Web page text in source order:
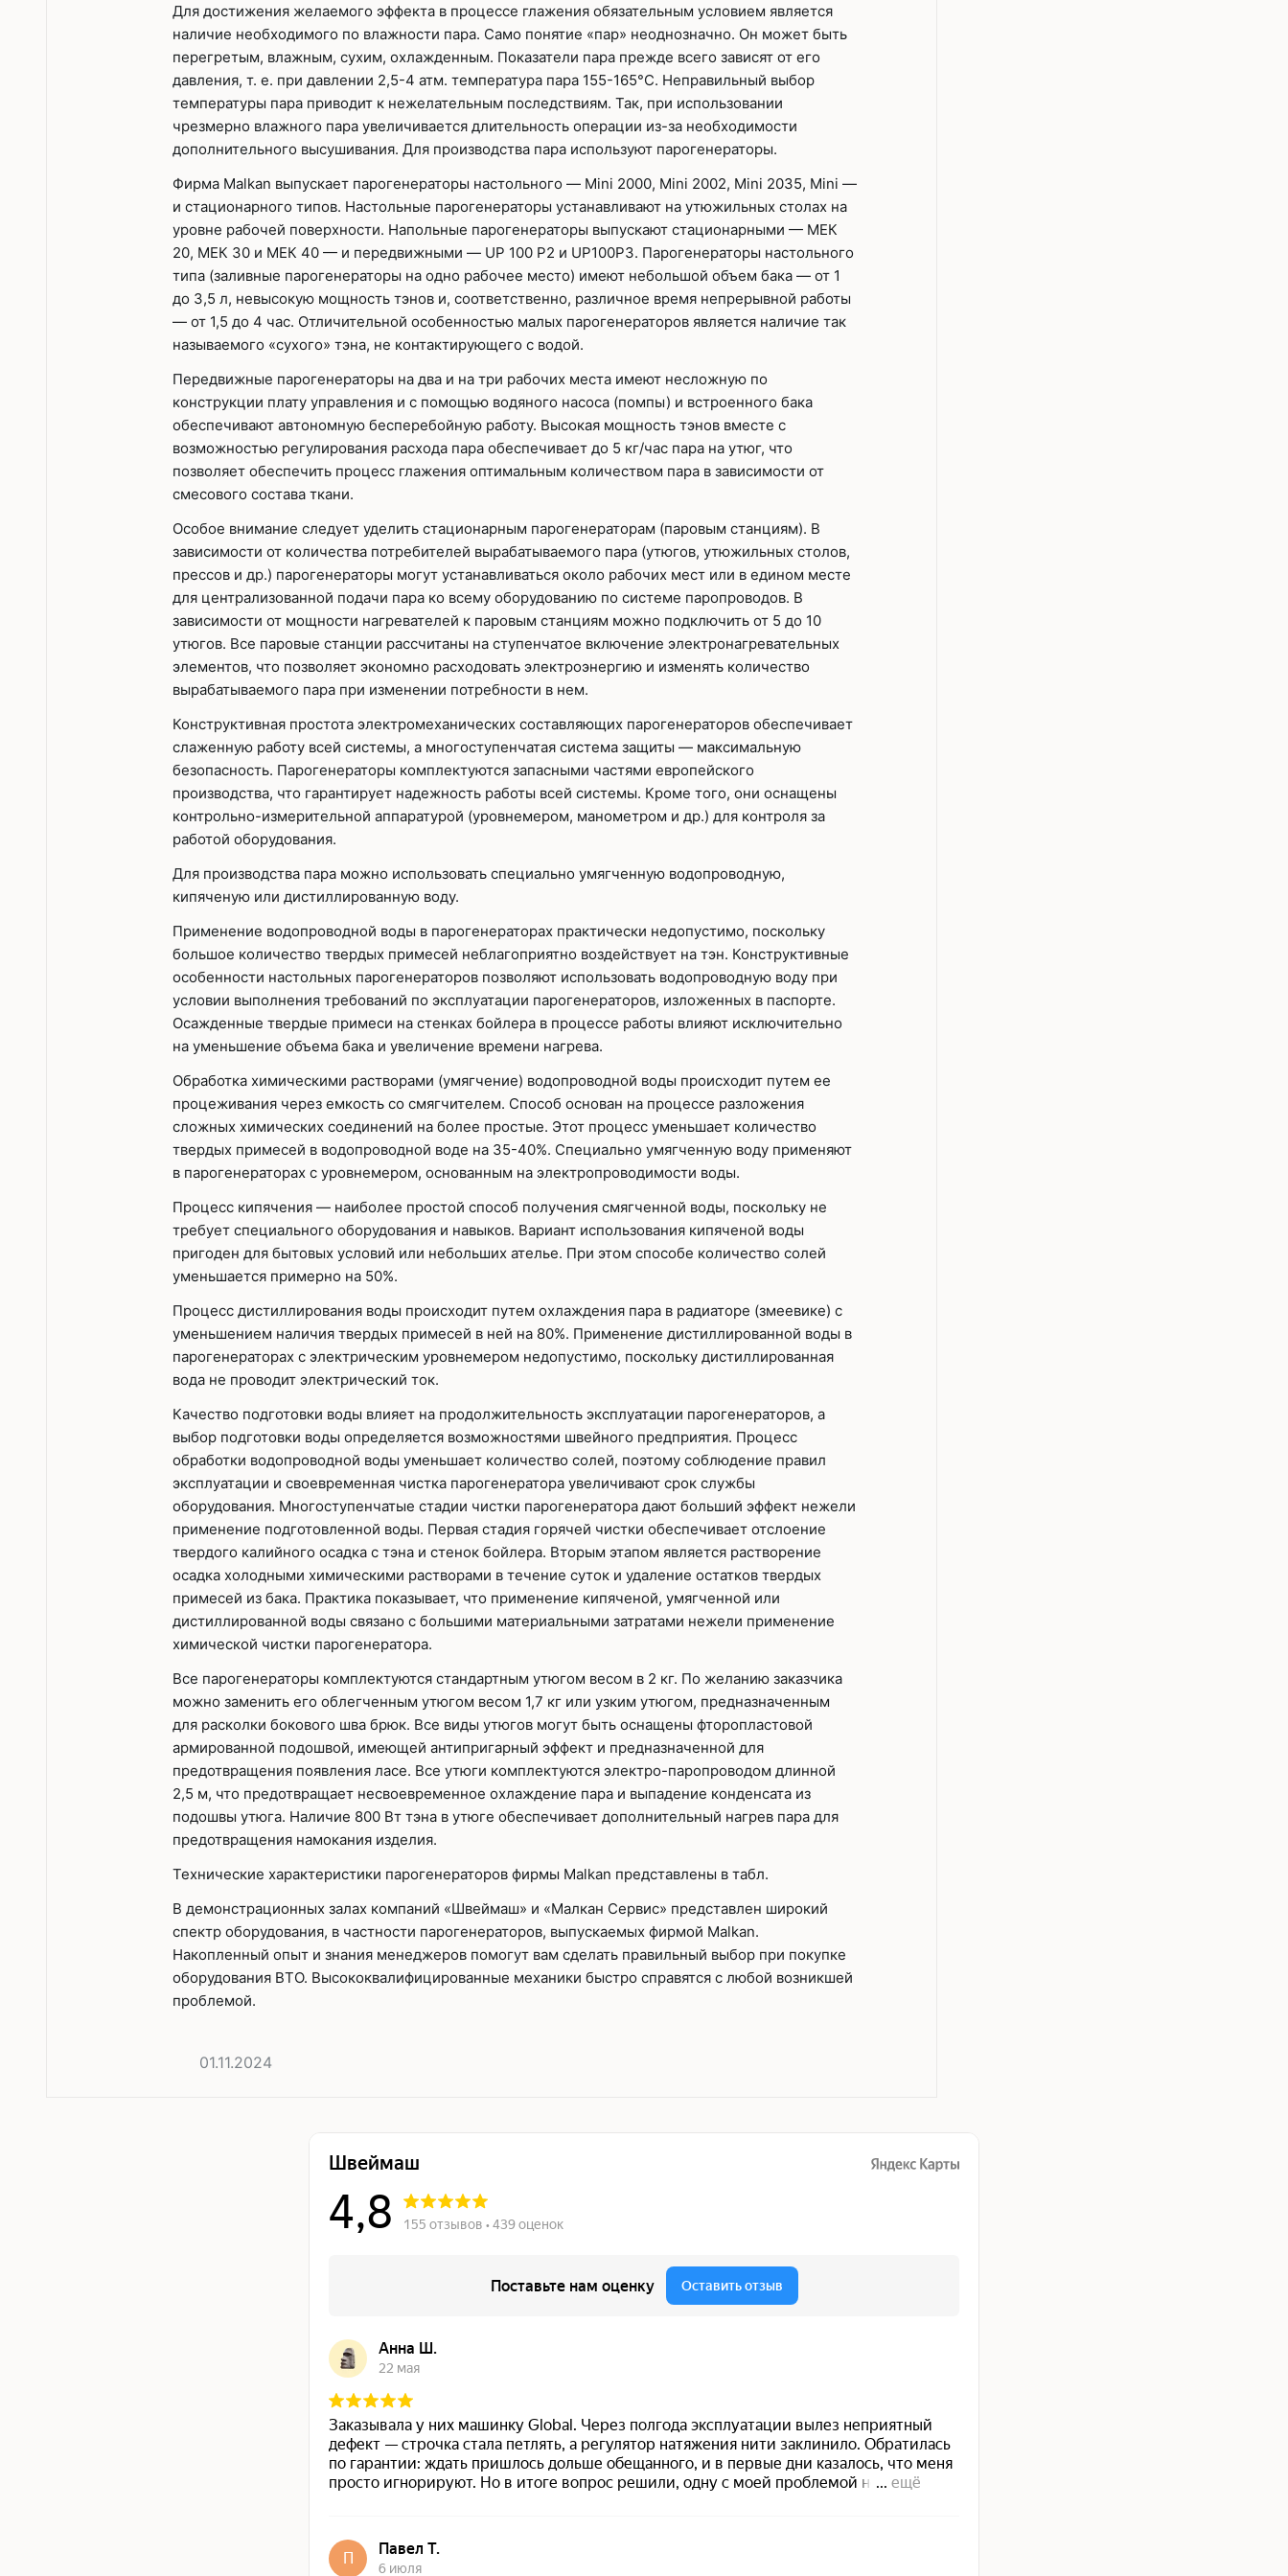
Для достижения желаемого эффекта в процессе глажения обязательным условием является
наличие необходимого по влажности пара. Само понятие «пар» неоднозначно. Он может быть
перегретым, влажным, сухим, охлажденным. Показатели пара прежде всего зависят от его
давления, т. е. при давлении 2,5-4 атм. температура пара 155-165°С. Неправильный выбор
температуры пара приводит к нежелательным последствиям. Так, при использовании
чрезмерно влажного пара увеличивается длительность операции из-за необходимости
дополнительного высушивания. Для производства пара используют парогенераторы.
Фирма Malkan выпускает парогенераторы настольного — Mini 2000, Mini 2002, Mini 2035, Mini —
и стационарного типов. Настольные парогенераторы устанавливают на утюжильных столах на
уровне рабочей поверхности. Напольные парогенераторы выпускают стационарными — МЕК
20, МЕК 30 и МЕК 40 — и передвижными — UP 100 Р2 и UP100P3. Парогенераторы настольного
типа (заливные парогенераторы на одно рабочее место) имеют небольшой объем бака — от 1
до 3,5 л, невысокую мощность тэнов и, соответственно, различное время непрерывной работы
— от 1,5 до 4 час. Отличительной особенностью малых парогенераторов является наличие так
называемого «сухого» тэна, не контактирующего с водой.
Передвижные парогенераторы на два и на три рабочих места имеют несложную по
конструкции плату управления и с помощью водяного насоса (помпы) и встроенного бака
обеспечивают автономную бесперебойную работу. Высокая мощность тэнов вместе с
возможностью регулирования расхода пара обеспечивает до 5 кг/час пара на утюг, что
позволяет обеспечить процесс глажения оптимальным количеством пара в зависимости от
смесового состава ткани.
Особое внимание следует уделить стационарным парогенераторам (паровым станциям). В
зависимости от количества потребителей вырабатываемого пара (утюгов, утюжильных столов,
прессов и др.) парогенераторы могут устанавливаться около рабочих мест или в едином месте
для централизованной подачи пара ко всему оборудованию по системе паропроводов. В
зависимости от мощности нагревателей к паровым станциям можно подключить от 5 до 10
утюгов. Все паровые станции рассчитаны на ступенчатое включение электронагревательных
элементов, что позволяет экономно расходовать электроэнергию и изменять количество
вырабатываемого пара при изменении потребности в нем.
Конструктивная простота электромеханических составляющих парогенераторов обеспечивает
слаженную работу всей системы, а многоступенчатая система защиты — максимальную
безопасность. Парогенераторы комплектуются запасными частями европейского
производства, что гарантирует надежность работы всей системы. Кроме того, они оснащены
контрольно-измерительной аппаратурой (уровнемером, манометром и др.) для контроля за
работой оборудования.
Для производства пара можно использовать специально умягченную водопроводную,
кипяченую или дистиллированную воду.
Применение водопроводной воды в парогенераторах практически недопустимо, поскольку
большое количество твердых примесей неблагоприятно воздействует на тэн. Конструктивные
особенности настольных парогенераторов позволяют использовать водопроводную воду при
условии выполнения требований по эксплуатации парогенераторов, изложенных в паспорте.
Осажденные твердые примеси на стенках бойлера в процессе работы влияют исключительно
на уменьшение объема бака и увеличение времени нагрева.
Обработка химическими растворами (умягчение) водопроводной воды происходит путем ее
процеживания через емкость со смягчителем. Способ основан на процессе разложения
сложных химических соединений на более простые. Этот процесс уменьшает количество
твердых примесей в водопроводной воде на 35-40%. Специально умягченную воду применяют
в парогенераторах с уровнемером, основанным на электропроводимости воды.
Процесс кипячения — наиболее простой способ получения смягченной воды, поскольку не
требует специального оборудования и навыков. Вариант использования кипяченой воды
пригоден для бытовых условий или небольших ателье. При этом способе количество солей
уменьшается примерно на 50%.
Процесс дистиллирования воды происходит путем охлаждения пара в радиаторе (змеевике) с
уменьшением наличия твердых примесей в ней на 80%. Применение дистиллированной воды в
парогенераторах с электрическим уровнемером недопустимо, поскольку дистиллированная
вода не проводит электрический ток.
Качество подготовки воды влияет на продолжительность эксплуатации парогенераторов, а
выбор подготовки воды определяется возможностями швейного предприятия. Процесс
обработки водопроводной воды уменьшает количество солей, поэтому соблюдение правил
эксплуатации и своевременная чистка парогенератора увеличивают срок службы
оборудования. Многоступенчатые стадии чистки парогенератора дают больший эффект нежели
применение подготовленной воды. Первая стадия горячей чистки обеспечивает отслоение
твердого калийного осадка с тэна и стенок бойлера. Вторым этапом является растворение
осадка холодными химическими растворами в течение суток и удаление остатков твердых
примесей из бака. Практика показывает, что применение кипяченой, умягченной или
дистиллированной воды связано с большими материальными затратами нежели применение
химической чистки парогенератора.
Все парогенераторы комплектуются стандартным утюгом весом в 2 кг. По желанию заказчика
можно заменить его облегченным утюгом весом 1,7 кг или узким утюгом, предназначенным
для расколки бокового шва брюк. Все виды утюгов могут быть оснащены фторопластовой
армированной подошвой, имеющей антипригарный эффект и предназначенной для
предотвращения появления ласе. Все утюги комплектуются электро-паропроводом длинной
2,5 м, что предотвращает несвоевременное охлаждение пара и выпадение конденсата из
подошвы утюга. Наличие 800 Вт тэна в утюге обеспечивает дополнительный нагрев пара для
предотвращения намокания изделия.
Технические характеристики парогенераторов фирмы Malkan представлены в табл.
В демонстрационных залах компаний «Швеймаш» и «Малкан Сервис» представлен широкий
спектр оборудования, в частности парогенераторов, выпускаемых фирмой Malkan.
Накопленный опыт и знания менеджеров помогут вам сделать правильный выбор при покупке
оборудования ВТО. Высококвалифицированные механики быстро справятся с любой возникшей
проблемой.
01.11.2024